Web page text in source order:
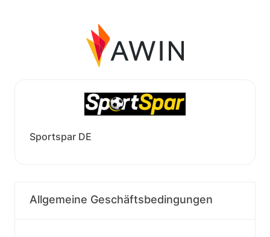
Sportspar DE
Allgemeine Geschäftsbedingungen